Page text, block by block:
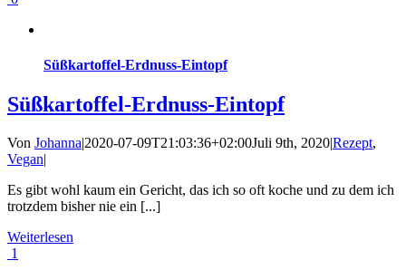
Süßkartoffel-Erdnuss-Eintopf
Süßkartoffel-Erdnuss-Eintopf
Von Johanna|2020-07-09T21:03:36+02:00Juli 9th, 2020|Rezept,
Vegan|
Es gibt wohl kaum ein Gericht, das ich so oft koche und zu dem ich
trotzdem bisher nie ein [...]
Weiterlesen
1